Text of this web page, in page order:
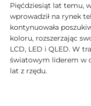
Pięćdziesiąt lat temu,
wprowadził na rynek
kontynuowała
koloru, rozszerzając
LCD, LED i QLED. W
światowym liderem w
lat z rzędu.